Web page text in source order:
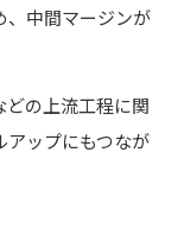
、中間マージンが
どの上流工程に関
アップにもつなが